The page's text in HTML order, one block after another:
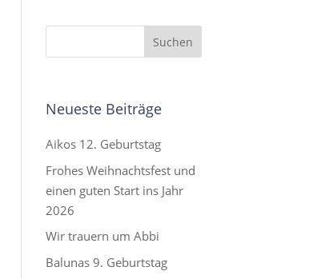
Neueste Beiträge
Aikos 12. Geburtstag
Frohes Weihnachtsfest und
einen guten Start ins Jahr
2026
Wir trauern um Abbi
Balunas 9. Geburtstag